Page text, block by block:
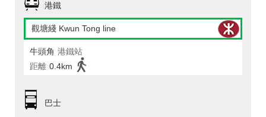
港鐵
觀塘綫 Kwun Tong line
牛頭角 港鐵站
距離 0.4km
巴士